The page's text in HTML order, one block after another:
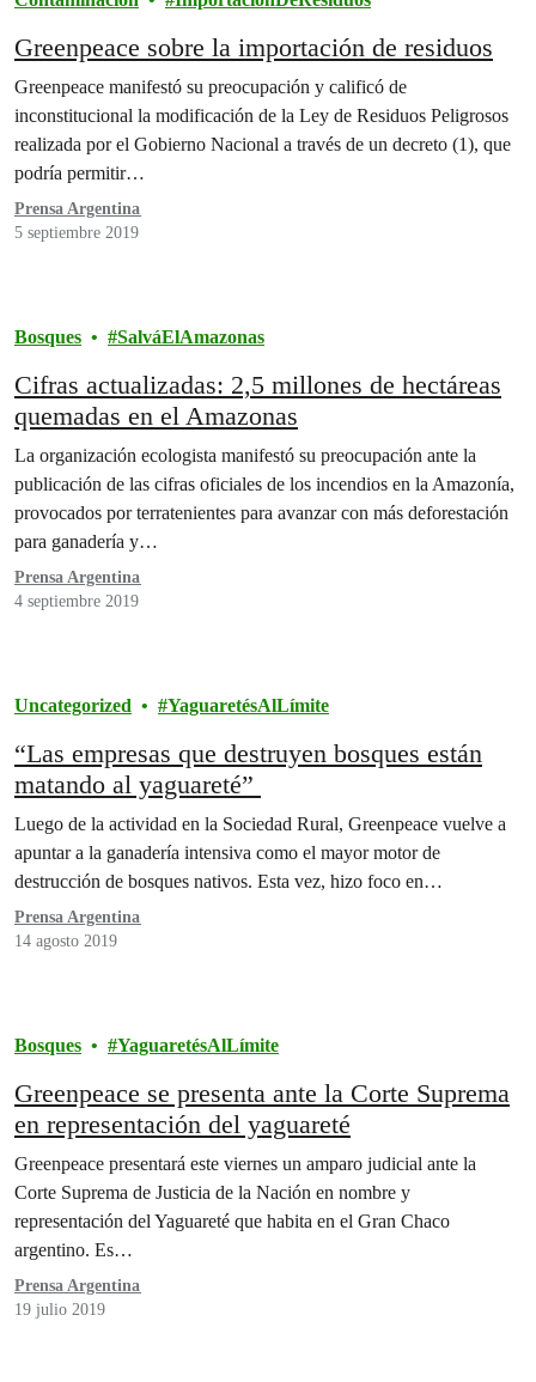
Greenpeace sobre la importación de residuos
Greenpeace manifestó su preocupación y calificó de
inconstitucional la modificación de la Ley de Residuos Peligrosos
realizada por el Gobierno Nacional a través de un decreto (1), que
podría permitir…
Prensa Argentina
5 septiembre 2019
Bosques SalváElAmazonas
Cifras actualizadas: 2,5 millones de hectáreas
quemadas en el Amazonas
La organización ecologista manifestó su preocupación ante la
publicación de las cifras oficiales de los incendios en la Amazonía,
provocados por terratenientes para avanzar con más deforestación
para ganadería y…
Prensa Argentina
4 septiembre 2019
Uncategorized YaguaretésAlLímite
“Las empresas que destruyen bosques están
matando al yaguareté”
Luego de la actividad en la Sociedad Rural, Greenpeace vuelve a
apuntar a la ganadería intensiva como el mayor motor de
destrucción de bosques nativos. Esta vez, hizo foco en…
Prensa Argentina
14 agosto 2019
Bosques YaguaretésAlLímite
Greenpeace se presenta ante la Corte Suprema
en representación del yaguareté
Greenpeace presentará este viernes un amparo judicial ante la
Corte Suprema de Justicia de la Nación en nombre y
representación del Yaguareté que habita en el Gran Chaco
argentino. Es…
Prensa Argentina
19 julio 2019